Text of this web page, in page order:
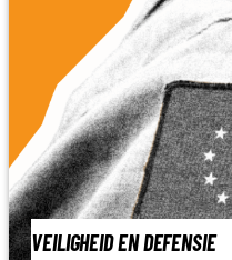
VEILIGHEID EN DEFENSIE